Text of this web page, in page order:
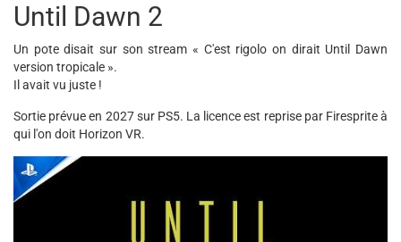
Until Dawn 2
Un pote disait sur son stream « C'est rigolo on dirait Until Dawn
version tropicale ».
Il avait vu juste !
Sortie prévue en 2027 sur PS5. La licence est reprise par Firesprite à
qui l'on doit Horizon VR.